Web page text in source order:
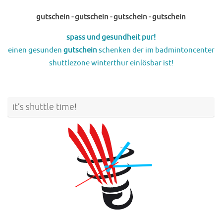
gutschein - gutschein - gutschein - gutschein
spass und gesundheit pur!
einen gesunden gutscheinschenken der im badmintoncenter
shuttlezone winterthur einlösbar ist!
it’s shuttle time!